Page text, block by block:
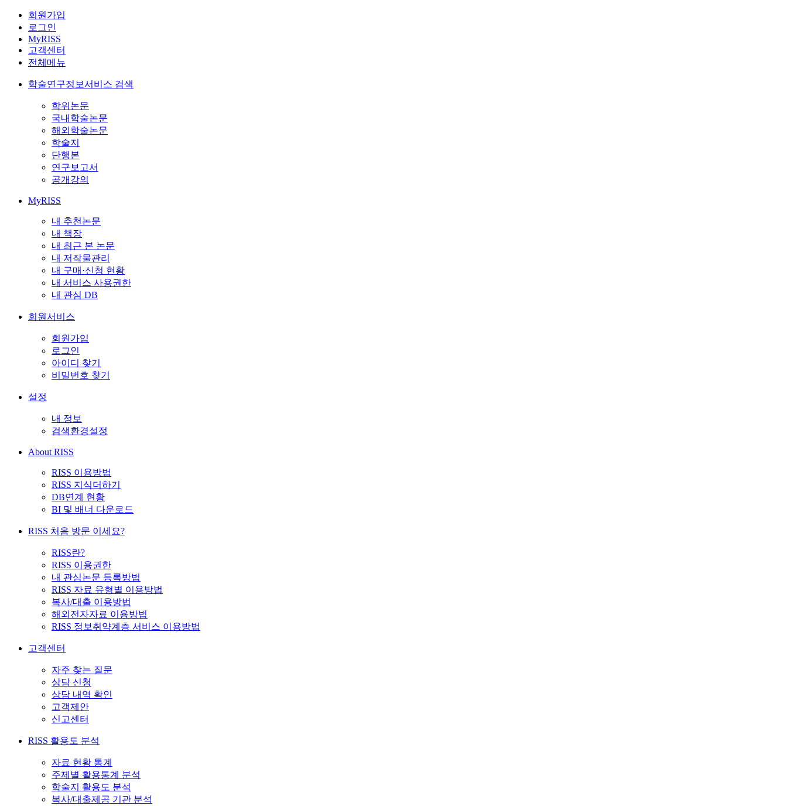
회원가입
로그인
MyRISS
고객센터
전체메뉴
학술연구정보서비스 검색
학위논문
국내학술논문
해외학술논문
학술지
단행본
연구보고서
공개강의
MyRISS
내 추천논문
내 책장
내 최근 본 논문
내 저작물관리
내 구매·신청 현황
내 서비스 사용권한
내 관심 DB
회원서비스
회원가입
로그인
아이디 찾기
비밀번호 찾기
설정
내 정보
검색환경설정
About RISS
RISS 이용방법
RISS 지식더하기
DB연계 현황
BI 및 배너 다운로드
RISS 처음 방문 이세요?
RISS란?
RISS 이용권한
내 관심논문 등록방법
RISS 자료 유형별 이용방법
복사/대출 이용방법
해외전자자료 이용방법
RISS 정보취약계층 서비스 이용방법
고객센터
자주 찾는 질문
상담 신청
상담 내역 확인
고객제안
신고센터
RISS 활용도 분석
자료 현황 통계
주제별 활용통계 분석
학술지 활용도 분석
복사/대출제공 기관 분석